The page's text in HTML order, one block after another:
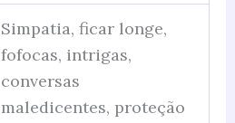
Simpatia, ficar longe,
fofocas, intrigas,
conversas
maledicentes, proteção